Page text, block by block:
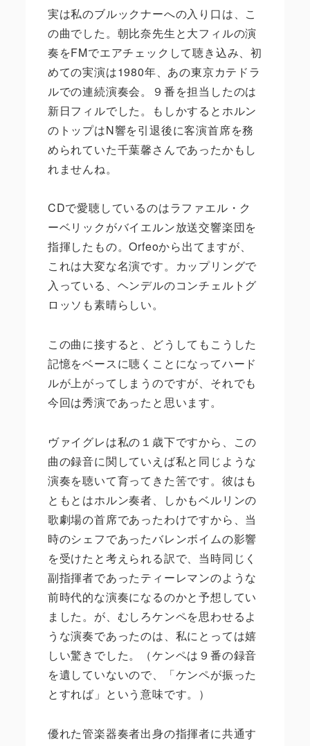
実は私のブルックナーへの入り口は、こ
の曲でした。朝比奈先生と大フィルの演
奏をFMでエアチェックして聴き込み、初
めての実演は1980年、あの東京カテドラ
ルでの連続演奏会。９番を担当したのは
新日フィルでした。もしかするとホルン
のトップはN響を引退後に客演首席を務
められていた千葉馨さんであったかもし
れませんね。
CDで愛聴しているのはラファエル・ク
ーベリックがバイエルン放送交響楽団を
指揮したもの。Orfeoから出てますが、
これは大変な名演です。カップリングで
入っている、ヘンデルのコンチェルトグ
ロッソも素晴らしい。
この曲に接すると、どうしてもこうした
記憶をベースに聴くことになってハード
ルが上がってしまうのですが、それでも
今回は秀演であったと思います。
ヴァイグレは私の１歳下ですから、この
曲の録音に関していえば私と同じような
演奏を聴いて育ってきた筈です。彼はも
ともとはホルン奏者、しかもベルリンの
歌劇場の首席であったわけですから、当
時のシェフであったバレンボイムの影響
を受けたと考えられる訳で、当時同じく
副指揮者であったティーレマンのような
前時代的な演奏になるのかと予想してい
ました。が、むしろケンペを思わせるよ
うな演奏であったのは、私にとっては嬉
しい驚きでした。（ケンペは９番の録音
を遺していないので、「ケンペが振った
とすれば」という意味です。）
優れた管楽器奏者出身の指揮者に共通す